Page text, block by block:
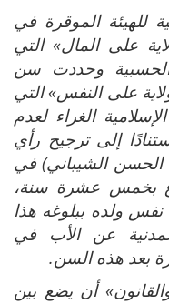
للهيئة الموقرة في
على المال» التي
وحددت سن
وبين «الولاية على النفس» التي
الغراء لعدم
إلى ترجيح رأي
الشيباني) في
بخمس عشرة سنة،
ولده ببلوغه هذا
عن الأب في
بعد هذه السن.
أن يضع بين